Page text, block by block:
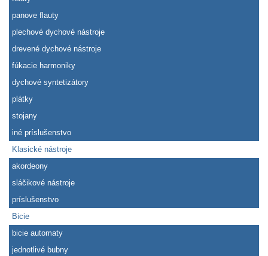
panove flauty
plechové dychové nástroje
drevené dychové nástroje
fúkacie harmoniky
dychové syntetizátory
plátky
stojany
iné príslušenstvo
Klasické nástroje
akordeony
sláčikové nástroje
príslušenstvo
Bicie
bicie automaty
jednotlivé bubny